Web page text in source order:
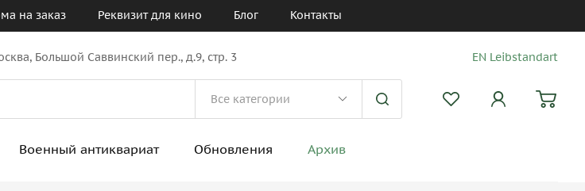
на заказ Реквизит для кино Блог Контакты
Большой Саввинский пер., д.9, стр. 3 EN Leibstandart
Военный антиквариат Обновления Архив